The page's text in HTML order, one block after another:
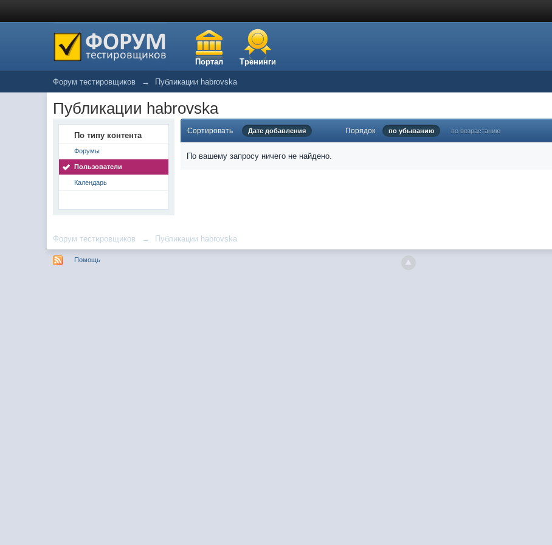
Портал Тренинги
Форум тестировщиков → Публикации habrovska
Публикации habrovska
По типу контента
Форумы
Пользователи
Календарь
Сортировать Дате добавления Порядок по убыванию по возрастанию
По вашему запросу ничего не найдено.
Форум тестировщиков → Публикации habrovska
Помощь